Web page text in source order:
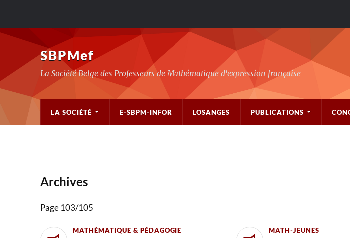
SBPMef
La Société Belge des Professeurs de Mathématique d'expression française
LA SOCIÉTÉ E-SBPM-INFOR LOSANGES PUBLICATIONS
Archives
Page 103/105
MATHÉMATIQUE & PÉDAGOGIE MATH-JEUNES